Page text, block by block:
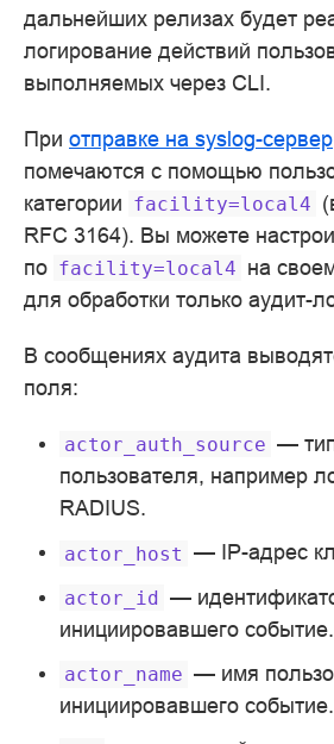
дальнейших релизах будет
логирование действий
выполняемых через CLI.
При отправке на syslog-сервер
помечаются с помощью
категории facility=local4
RFC 3164). Вы можете
по facility=local4 на
для обработки только аудит-
В сообщениях аудита
поля:
actor_auth_source —
пользователя, например
RADIUS.
actor_host — IP-адрес
actor_id —
инициировавшего событие.
actor_name — имя
инициировавшего событие.